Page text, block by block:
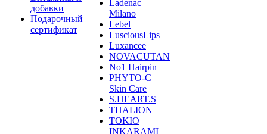
добавки
Подарочный
сертификат
Ladenac
Milano
Lebel
LusciousLips
Luxancee
NOVACUTAN
No1 Hairpin
PHYTO-C
Skin Care
S.HEART.S
THALION
TOKIO
INKARAMI